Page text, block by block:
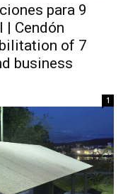
para 9
Cendón
of 7
business
1